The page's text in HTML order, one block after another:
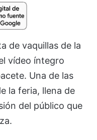
de vaquillas de la
vídeo íntegro
Una de las
la feria, llena de
del público que